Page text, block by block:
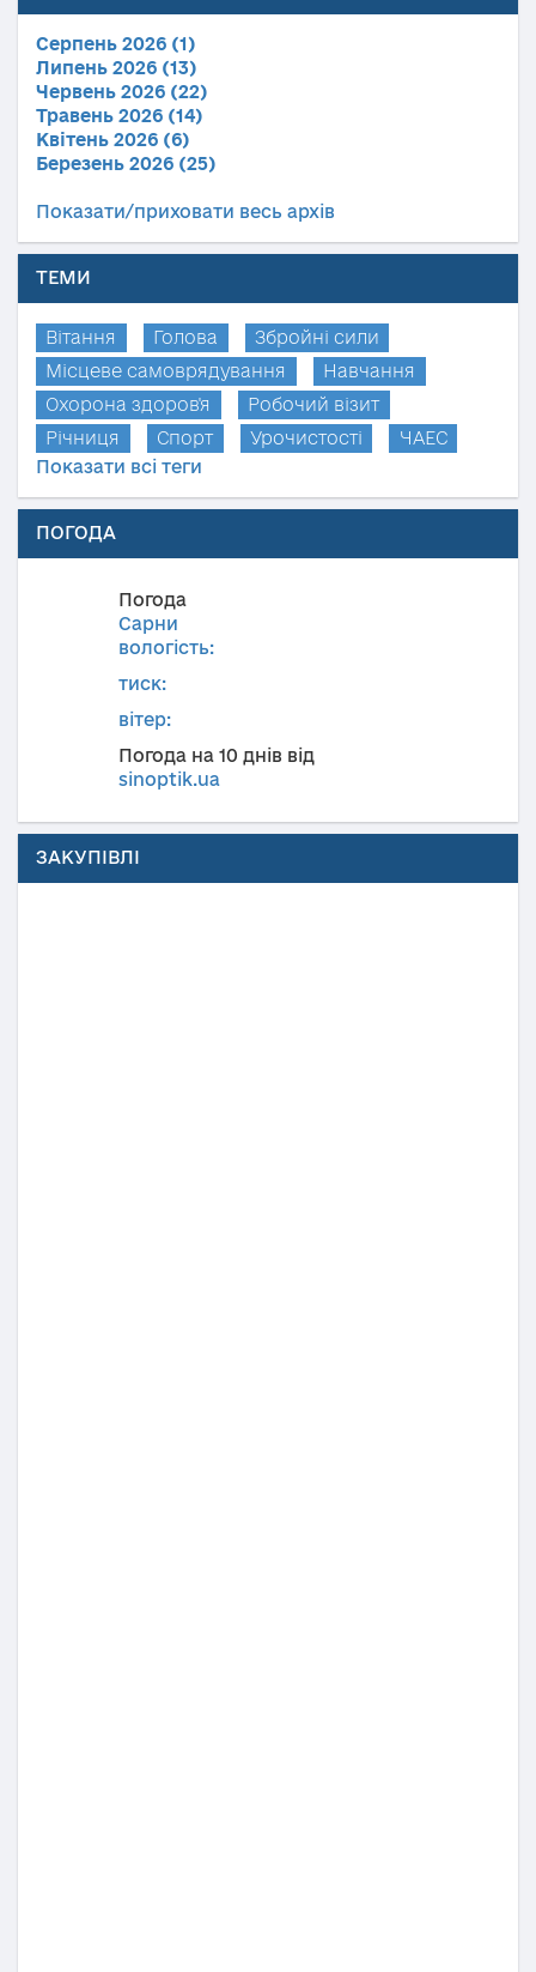
Серпень 2026 (1)
Липень 2026 (13)
Червень 2026 (22)
Травень 2026 (14)
Квітень 2026 (6)
Березень 2026 (25)
Показати/приховати весь архів
ТЕМИ
Вітання Голова
Збройні сили
Місцеве самоврядування
Навчання
Охорона здоров'я
Робочий візит
Річниця
Спорт Урочистості
ЧАЕС
Показати всі теги
ПОГОДА
Погода
Сарни
вологість:
тиск:
вітер:
Погода на 10 днів від
sinoptik.ua
ЗАКУПІВЛІ